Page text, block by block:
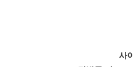
사